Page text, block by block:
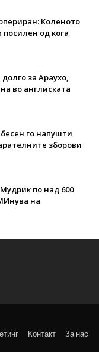
Коленото
посилен од кога
за Араухо,
во англиската
го напушти
зборови
по над 600
на
Контакт За нас